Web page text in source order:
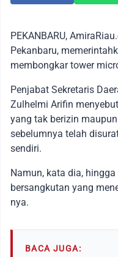
PEKANBARU,
Pekanbaru,
membongkar tower
Penjabat Sekretaris
Zulhelmi Arifin
yang tak berizin
sebelumnya telah
sendiri.
Namun, kata dia,
bersangkutan yang
nya.
BACA JUGA: